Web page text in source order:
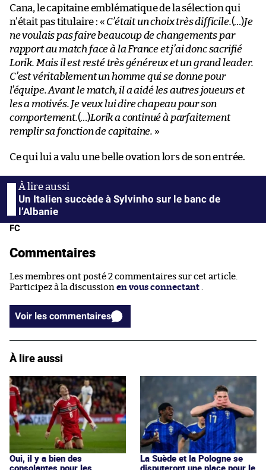
Cana, le capitaine emblématique de la sélection qui
n’était pas titulaire : « C’était un choix très difficile.(…)Je
ne voulais pas faire beaucoup de changements par
rapport au match face à la France et j’ai donc sacrifié
Lorik. Mais il est resté très généreux et un grand leader.
C’est véritablement un homme qui se donne pour
l’équipe. Avant le match, il a aidé les autres joueurs et
les a motivés. Je veux lui dire chapeau pour son
comportement.(…)Lorik a continué à parfaitement
remplir sa fonction de capitaine. »
Ce qui lui a valu une belle ovation lors de son entrée.
Un Italien succède à Sylvinho sur le banc de
l’Albanie
FC
Commentaires
Les membres ont posté 2 commentaires sur cet article.
Participez à la discussion en vous connectant
Voir les commentaires
À lire aussi
Oui, il y a bien des
consolantes pour les
La Suède et la Pologne se
disputeront une place pour le